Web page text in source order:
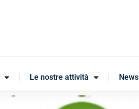
Le nostre attività News